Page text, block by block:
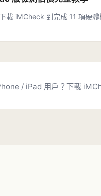
載 iMCheck 到完成 11 項硬
/ iPad 用戶？下載